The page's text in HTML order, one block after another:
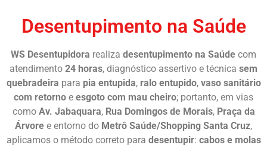
Desentupimento na Saúde
WS Desentupidora realiza desentupimento na Saúde com
atendimento 24 horas, diagnóstico assertivo e técnica sem
quebradeira para pia entupida, ralo entupido, vaso sanitário
com retorno e esgoto com mau cheiro; portanto, em vias
como Av. Jabaquara, Rua Domingos de Morais, Praça da
Árvore e entorno do Metrô Saúde/Shopping Santa Cruz,
aplicamos o método correto para desentupir: cabos e molas